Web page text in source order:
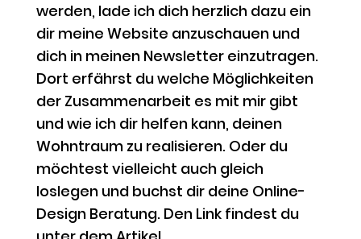
werden, lade ich dich herzlich dazu ein
dir meine Website anzuschauen und
dich in meinen Newsletter einzutragen.
Dort erfährst du welche Möglichkeiten
der Zusammenarbeit es mit mir gibt
und wie ich dir helfen kann, deinen
Wohntraum zu realisieren. Oder du
möchtest vielleicht auch gleich
loslegen und buchst dir deine Online-
Design Beratung. Den Link findest du